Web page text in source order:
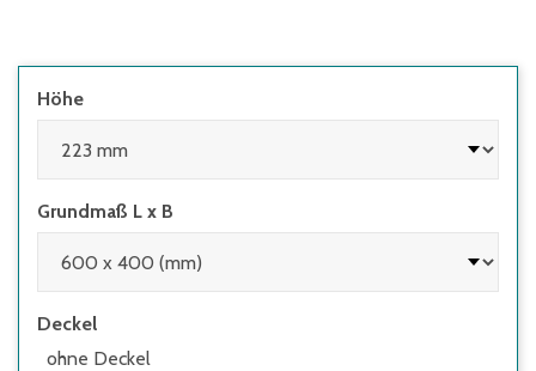
Höhe
Grundmaß L x B
Deckel
ohne Deckel